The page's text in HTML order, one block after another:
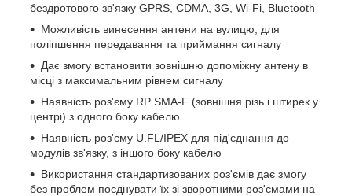
бездротового зв'язку GPRS, CDMA, 3G, Wi-Fi, Bluetooth
Можливість винесення антени на вулицю, для
поліпшення передавання та приймання сигналу
Дає змогу встановити зовнішню допоміжну антену в
місці з максимальним рівнем сигналу
Наявність роз'єму RP SMA-F (зовнішня різь і штирек у
центрі) з одного боку кабелю
Наявність роз'єму U.FL/IPEX для під'єднання до
модулів зв'язку, з іншого боку кабелю
Використання стандартизованих роз'ємів дає змогу
без проблем поєднувати їх зі зворотними роз'ємами на